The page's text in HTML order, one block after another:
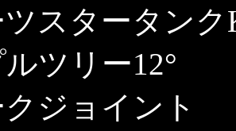
ツスタータン
ルツリー12°
クジョイント